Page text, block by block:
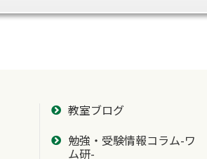
教室ブログ
勉強・受験情報コラム-ワ
ム研-